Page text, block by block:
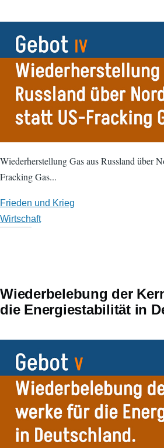
Wiederherstellung Gas aus Russland über
Fracking Gas...
Frieden und Krieg
Wirtschaft
Wiederbelebung der
die Energiestabilität in